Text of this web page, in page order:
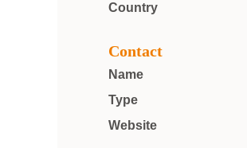
Country
Contact
Name
Type
Website